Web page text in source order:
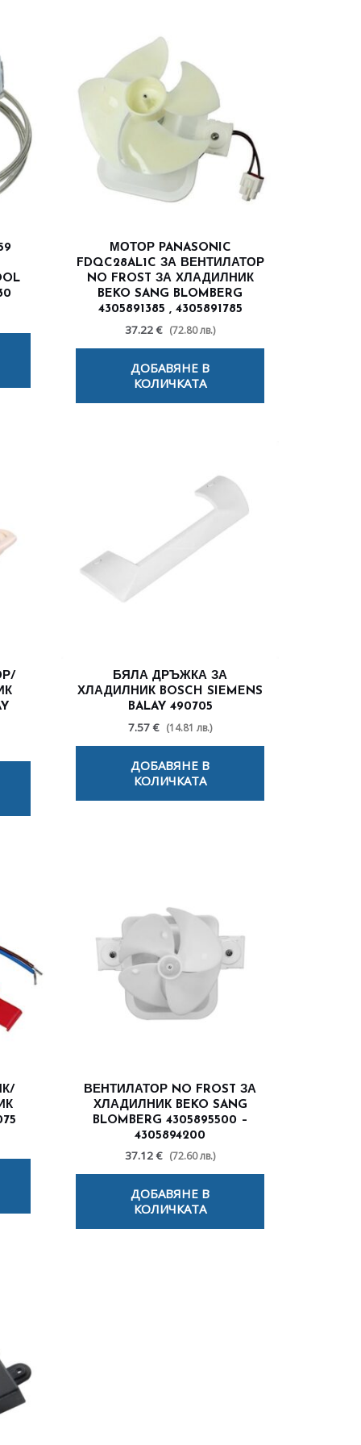
МОТОР PANASONIC
FDQC28AL1C ЗА ВЕНТИЛАТОР
NO FROST ЗА ХЛАДИЛНИК
BEKO SANG BLOMBERG
4305891385 , 4305891785
37.22 € (72.80 лв.)
ДОБАВЯНЕ В
КОЛИЧКАТА
БЯЛА ДРЪЖКА ЗА
ХЛАДИЛНИК BOSCH SIEMENS
BALAY 490705
7.57 € (14.81 лв.)
ДОБАВЯНЕ В
КОЛИЧКАТА
ВЕНТИЛАТОР NO FROST ЗА
ХЛАДИЛНИК BEKO SANG
BLOMBERG 4305895500 –
4305894200
37.12 € (72.60 лв.)
ДОБАВЯНЕ В
КОЛИЧКАТА